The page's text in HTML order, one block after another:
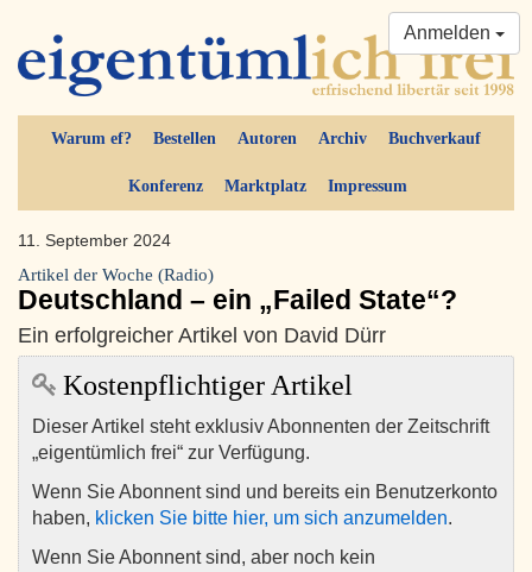
Warum ef? Bestellen Autoren Archiv Buchverkauf
Konferenz Marktplatz Impressum
Anmelden
11. September 2024
Artikel der Woche (Radio)
Deutschland – ein „Failed State“?
Ein erfolgreicher Artikel von David Dürr
Kostenpflichtiger Artikel
Dieser Artikel steht exklusiv Abonnenten der Zeitschrift
„eigentümlich frei“ zur Verfügung.
Wenn Sie Abonnent sind und bereits ein Benutzerkonto
haben, klicken Sie bitte hier, um sich anzumelden.
Wenn Sie Abonnent sind, aber noch kein